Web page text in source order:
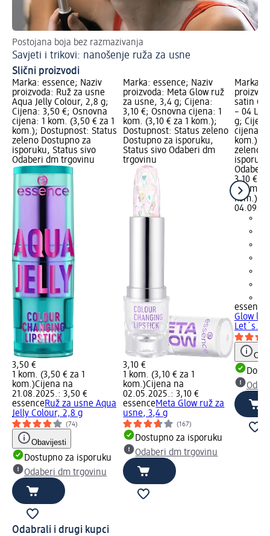
Postojana boja bez razmazivanja
Savjeti i trikovi: nanošenje ruža za usne
Slični proizvodi
Marka: essence; Naziv
proizvoda: Ruž za usne
Aqua Jelly Colour, 2,8 g;
Cijena: 3,50 €; Osnovna
cijena: 1 kom. (3,50 € za 1
kom.); Dostupnost: Status
zeleno Dostupno za
isporuku, Status sivo
Odaberi dm trgovinu
3,50 €
1 kom. (3,50 € za 1
kom.)Cijena na
21.08.2025.: 3,50 €
essenceRuž za usne Aqua
Jelly Colour, 2,8 g
(74)
Obavijesti
Dostupno za isporuku
Odaberi dm trgovinu
Marka: essence; Naziv
proizvoda: Meta Glow ruž
za usne, 3,4 g; Cijena:
3,10 €; Osnovna cijena: 1
kom. (3,10 € za 1 kom.);
Dostupnost: Status zeleno
Dostupno za isporuku,
Status sivo Odaberi dm
trgovinu
3,10 €
1 kom. (3,10 € za 1
kom.)Cijena na
02.05.2025.: 3,10 €
essenceMeta Glow ruž za
usne, 3,4 g
(167)
Dostupno za isporuku
Odaberi dm trgovinu
Marka:
satin
– 04
g;
cijena: 1
kom.);
zeleno
Odaberi
3,10 €
1 kom.
kom.)
essence
Glow
Let´s...,
Odabrali i drugi kupci